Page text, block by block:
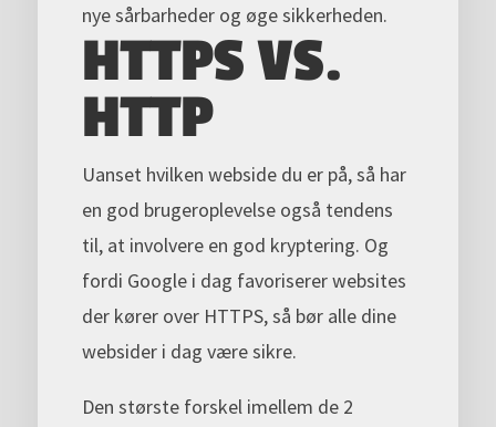
nye sårbarheder og øge sikkerheden.
HTTPS VS.
HTTP
Uanset hvilken webside du er på, så har
en god brugeroplevelse også tendens
til, at involvere en god kryptering. Og
fordi Google i dag favoriserer websites
der kører over HTTPS, så bør alle dine
websider i dag være sikre.
Den største forskel imellem de 2